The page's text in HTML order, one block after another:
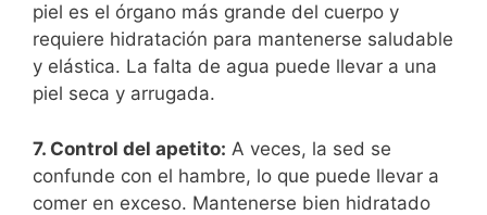
piel es el órgano más grande del cuerpo y
requiere hidratación para mantenerse saludable
y elástica. La falta de agua puede llevar a una
piel seca y arrugada.
7. Control del apetito: A veces, la sed se
confunde con el hambre, lo que puede llevar a
comer en exceso. Mantenerse bien hidratado